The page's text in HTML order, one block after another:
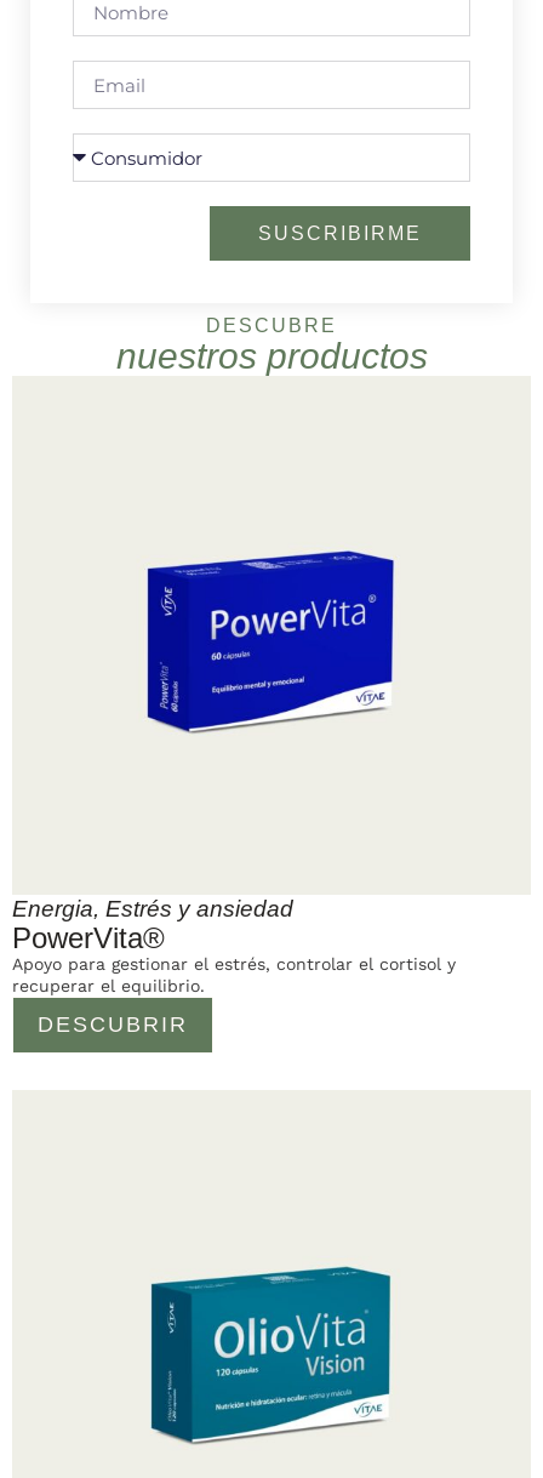
SUSCRIBIRME
DESCUBRE
nuestros productos
Energia, Estrés y ansiedad
PowerVita®
DESCUBRIR
Apoyo para gestionar el estrés, controlar el cortisol y
recuperar el equilibrio.